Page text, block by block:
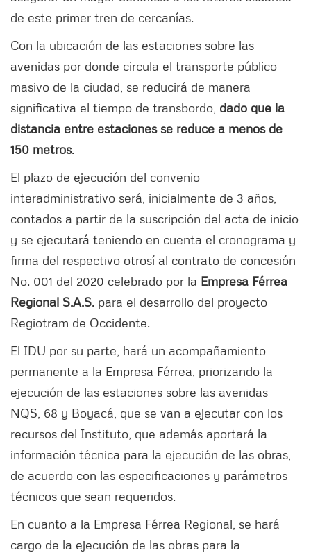
de este primer tren de cercanías.
Con la ubicación de las estaciones sobre las
avenidas por donde circula el transporte público
masivo de la ciudad, se reducirá de manera
significativa el tiempo de transbordo, dado que la
distancia entre estaciones se reduce a menos de
150 metros.
El plazo de ejecución del convenio
interadministrativo será, inicialmente de 3 años,
contados a partir de la suscripción del acta de inicio
y se ejecutará teniendo en cuenta el cronograma y
firma del respectivo otrosí al contrato de concesión
No. 001 del 2020 celebrado por la Empresa Férrea
Regional S.A.S. para el desarrollo del proyecto
Regiotram de Occidente.
El IDU por su parte, hará un acompañamiento
permanente a la Empresa Férrea, priorizando la
ejecución de las estaciones sobre las avenidas
NQS, 68 y Boyacá, que se van a ejecutar con los
recursos del Instituto, que además aportará la
información técnica para la ejecución de las obras,
de acuerdo con las especificaciones y parámetros
técnicos que sean requeridos.
En cuanto a la Empresa Férrea Regional, se hará
cargo de la ejecución de las obras para la